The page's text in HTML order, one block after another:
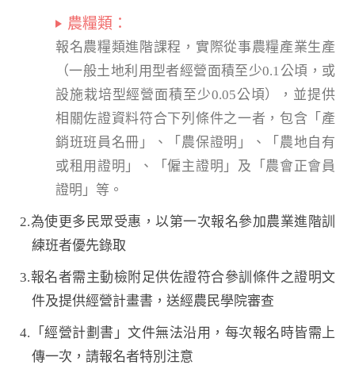
農糧類：
報名農糧類進階課程，實際從事農糧產業生產
（一般土地利用型者經營面積至少0.1公頃，或
設施栽培型經營面積至少0.05公頃），並提供
相關佐證資料符合下列條件之一者，包含「產
銷班班員名冊」、「農保證明」、「農地自有
或租用證明」、「僱主證明」及「農會正會員
證明」等。
2.為使更多民眾受惠，以第一次報名參加農業進階訓
練班者優先錄取
3.報名者需主動檢附足供佐證符合參訓條件之證明文
件及提供經營計畫書，送經農民學院審查
4.「經營計劃書」文件無法沿用，每次報名時皆需上
傳一次，請報名者特別注意